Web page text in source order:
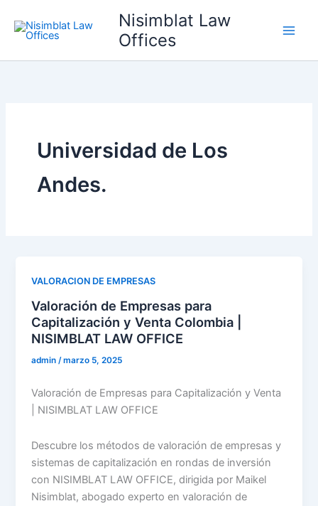
contenido
Nisimblat Law
Offices
Universidad de Los
Andes.
VALORACION DE EMPRESAS
Valoración de Empresas para
Capitalización y Venta Colombia |
NISIMBLAT LAW OFFICE
admin /marzo 5, 2025
Valoración de Empresas para Capitalización y Venta
| NISIMBLAT LAW OFFICE
Descubre los métodos de valoración de empresas y
sistemas de capitalización en rondas de inversión
con NISIMBLAT LAW OFFICE, dirigida por Maikel
Nisimblat, abogado experto en valoración de